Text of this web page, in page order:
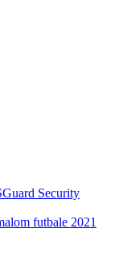
Security
futbale 2021